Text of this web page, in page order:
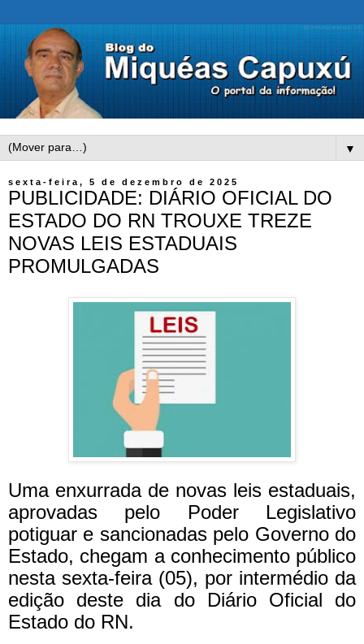
▼
sexta-feira, 5 de dezembro de 2025
PUBLICIDADE: DIÁRIO OFICIAL DO
ESTADO DO RN TROUXE TREZE
NOVAS LEIS ESTADUAIS
PROMULGADAS
Uma enxurrada de novas leis estaduais,
aprovadas pelo Poder Legislativo
potiguar e sancionadas pelo Governo do
Estado, chegam a conhecimento público
nesta sexta-feira (05), por intermédio da
edição deste dia do Diário Oficial do
Estado do RN.